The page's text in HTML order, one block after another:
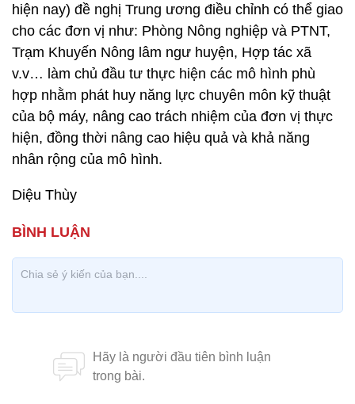
hiện nay) đề nghị Trung ương điều chỉnh có thể giao
cho các đơn vị như: Phòng Nông nghiệp và PTNT,
Trạm Khuyến Nông lâm ngư huyện, Hợp tác xã
v.v… làm chủ đầu tư thực hiện các mô hình phù
hợp nhằm phát huy năng lực chuyên môn kỹ thuật
của bộ máy, nâng cao trách nhiệm của đơn vị thực
hiện, đồng thời nâng cao hiệu quả và khả năng
nhân rộng của mô hình.
Diệu Thùy